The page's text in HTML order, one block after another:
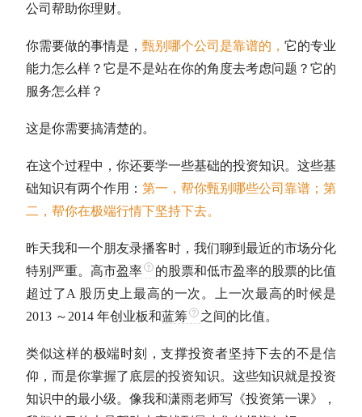
公司帮助你理财。
你需要做的事情是， 甄别哪个公司是靠谱的， 它的专业
能力怎么样？它是不是站在你的角度去考虑问题？它的
服务怎么样？
这是你需要搞清楚的。
在这个过程中，你还要学一些基础的投资知识。这些基
础知识有两个作用： 第一，帮你甄别哪些公司靠谱；第
二，帮你在极端行情下坚持下去。
昨天我和一个朋友录播客时，我们聊到最近的市场分化
特别严重。高市盈率 的股票和低市盈率的股票的比值
超过了A 股历史上最高的一次。上一次最高的时候是
2013 ～2014 年创业板和蓝筹 之间的比值。
类似这样的极端时刻，支撑投资者坚持下去的不是信
仰，而是你掌握了底层的投资知识。这些知识就是投资
知识中的最小级。像我和潇雨老师写《投资第一课》，